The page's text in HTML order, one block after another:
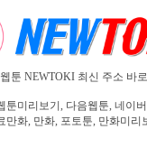
툰 NEWTOKI 최신 주소 바
미리보기, 다음웹툰, 네이
화, 만화, 포토툰, 만화미